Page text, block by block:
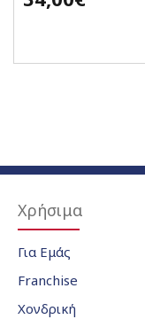
Χρήσιμα
Για Εμάς
Franchise
Χονδρική